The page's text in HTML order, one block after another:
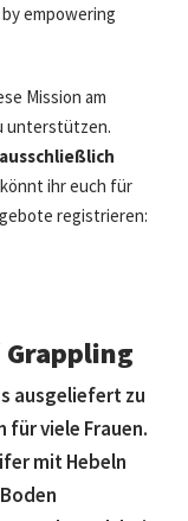
empowering
Mission am
unterstützen.
ihr euch für
registrieren:
ausgeliefert zu
viele Frauen.
mit Hebeln